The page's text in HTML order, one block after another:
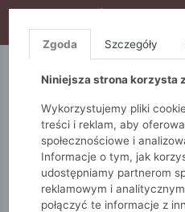
S10), DODATKOWE
5.10.15.
Zgoda Szczegóły
Niniejsza strona korzysta
Wykorzystujemy pliki
treści i reklam, aby
społecznościowe i
Informacje o tym, jak
udostępniamy partnerom
reklamowym i
połączyć te informacje z